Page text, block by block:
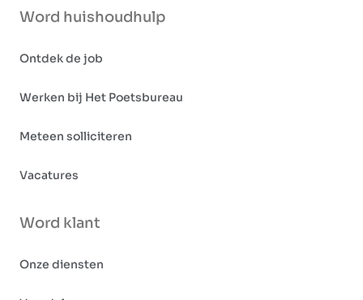
Word huishoudhulp
Ontdek de job
Werken bij Het Poetsbureau
Meteen solliciteren
Vacatures
Word klant
Onze diensten